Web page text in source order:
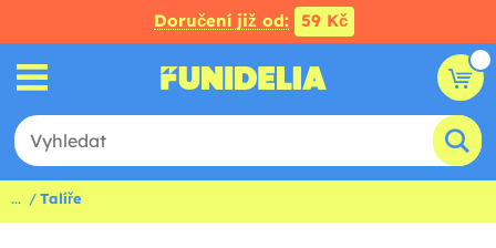
Doručení již od: 59 Kč
... Talíře